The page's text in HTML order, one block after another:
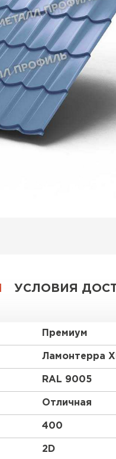
УСЛОВИЯ
Премиум
Ламонтерра
RAL 9005
Отличная
400
2D